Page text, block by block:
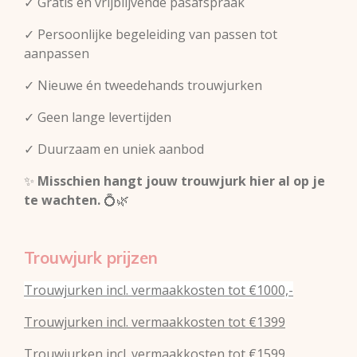
✓ Persoonlijke begeleiding van passen tot
aanpassen
✓ Nieuwe én tweedehands trouwjurken
✓ Geen lange levertijden
✓ Duurzaam en uniek aanbod
✨ Misschien hangt jouw trouwjurk hier al op je
te wachten. 💍🌿
Trouwjurk prijzen
Trouwjurken incl. vermaakkosten tot €1000,-
Trouwjurken incl. vermaakkosten tot €1399